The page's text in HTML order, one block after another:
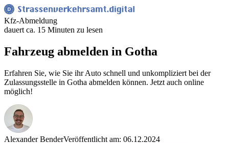
Kfz-Abmeldung
dauert ca. 15 Minuten zu lesen
Fahrzeug abmelden in Gotha
Erfahren Sie, wie Sie ihr Auto schnell und unkompliziert bei der
Zulassungsstelle in Gotha abmelden können. Jetzt auch online
möglich!
Alexander BenderVeröffentlicht am: 06.12.2024